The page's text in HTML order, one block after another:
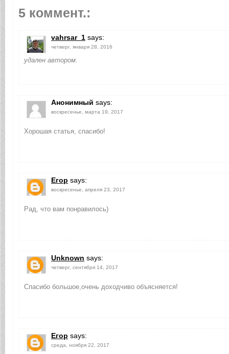
5 коммент.:
vahrsar_1 says:
четверг, января 28, 2016
удален автором.
Анонимный says:
воскресенье, марта 19, 2017
Хорошая статья, спасибо!
Егор says:
воскресенье, апреля 23, 2017
Рад, что вам понравилось)
Unknown says:
четверг, сентября 14, 2017
Спасибо большое,очень доходчиво объясняется!
Егор says:
среда, ноября 22, 2017